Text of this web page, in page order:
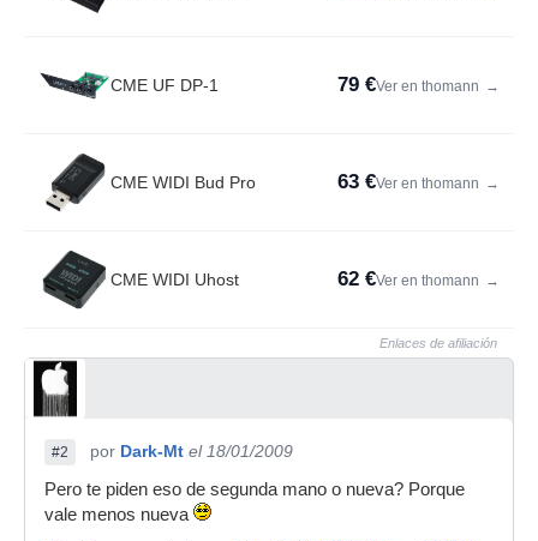
CME UF DP-1 79 €Ver en thomann →
CME WIDI Bud Pro 63 €Ver en thomann →
CME WIDI Uhost 62 €Ver en thomann →
Enlaces de afiliación
#2 por Dark-Mt el 18/01/2009
Pero te piden eso de segunda mano o nueva? Porque
vale menos nueva